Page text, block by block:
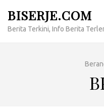
konten
BISERJE.COM
Berita Terkini, Info Berita